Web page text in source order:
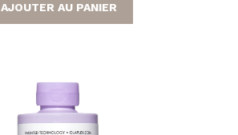
AJOUTER AU PANIER